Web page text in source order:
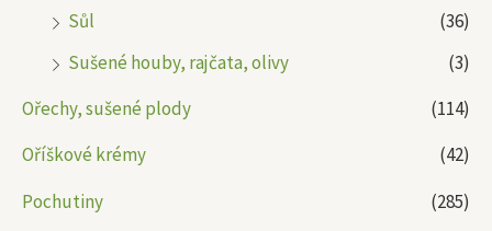
Sůl
(36)
Sušené houby, rajčata, olivy
(3)
Ořechy, sušené plody
(114)
Oříškové krémy
(42)
Pochutiny
(285)